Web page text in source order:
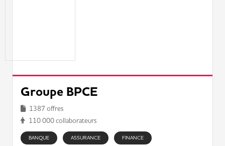
Groupe BPCE
1387 offres
110 000 collaborateurs
BANQUE ASSURANCE FINANCE